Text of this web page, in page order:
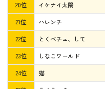
20位 イケナイ太陽
21位 ハレンチ
22位 とくべチュ、して
23位 しなこワールド
24位 猫